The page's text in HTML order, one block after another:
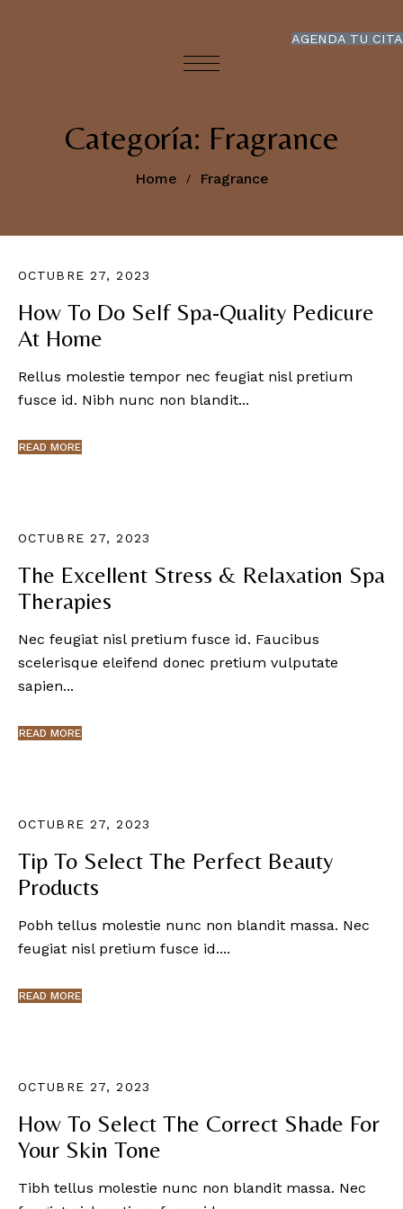
AGENDA TU CITA
Categoría: Fragrance
Home Fragrance
OCTUBRE 27, 2023
How To Do Self Spa-Quality Pedicure
At Home
Rellus molestie tempor nec feugiat nisl pretium
fusce id. Nibh nunc non blandit...
READ MORE
OCTUBRE 27, 2023
The Excellent Stress & Relaxation Spa
Therapies
Nec feugiat nisl pretium fusce id. Faucibus
scelerisque eleifend donec pretium vulputate
sapien...
READ MORE
OCTUBRE 27, 2023
Tip To Select The Perfect Beauty
Products
Pobh tellus molestie nunc non blandit massa. Nec
feugiat nisl pretium fusce id....
READ MORE
OCTUBRE 27, 2023
How To Select The Correct Shade For
Your Skin Tone
Tibh tellus molestie nunc non blandit massa. Nec